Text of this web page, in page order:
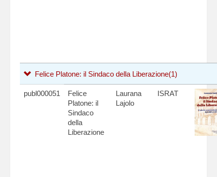
Felice Platone: il Sindaco della Liberazione(1)
publ000051
Felice
Platone: il
Sindaco
della
Liberazione
Laurana
Lajolo
ISRAT